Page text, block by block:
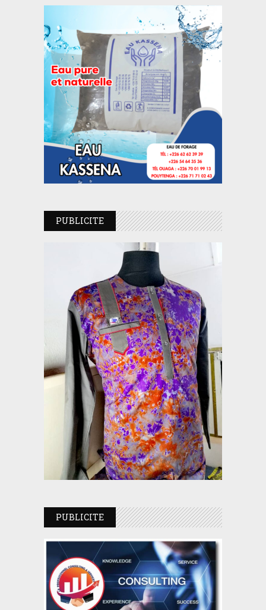
PUBLICITE
PUBLICITE